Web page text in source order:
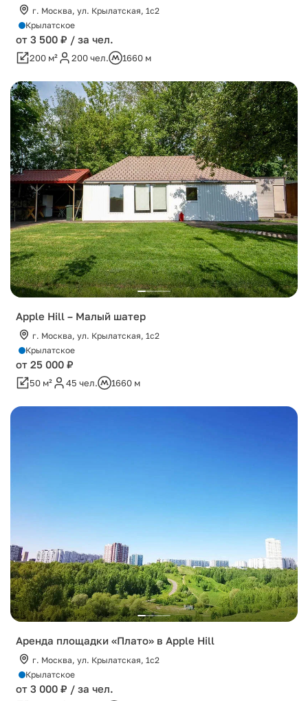
г. Москва, ул. Крылатская, 1с2
Крылатское
от 3 500 ₽ / за чел.
200 м² 200 чел. 1660 м
Apple Hill – Малый шатер
г. Москва, ул. Крылатская, 1с2
Крылатское
от 25 000 ₽
50 м² 45 чел. 1660 м
Аренда площадки «Плато» в Apple Hill
г. Москва, ул. Крылатская, 1с2
Крылатское
от 3 000 ₽ / за чел.